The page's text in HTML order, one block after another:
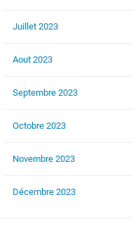
Juillet 2023
Aout 2023
Septembre 2023
Octobre 2023
Novembre 2023
Décembre 2023